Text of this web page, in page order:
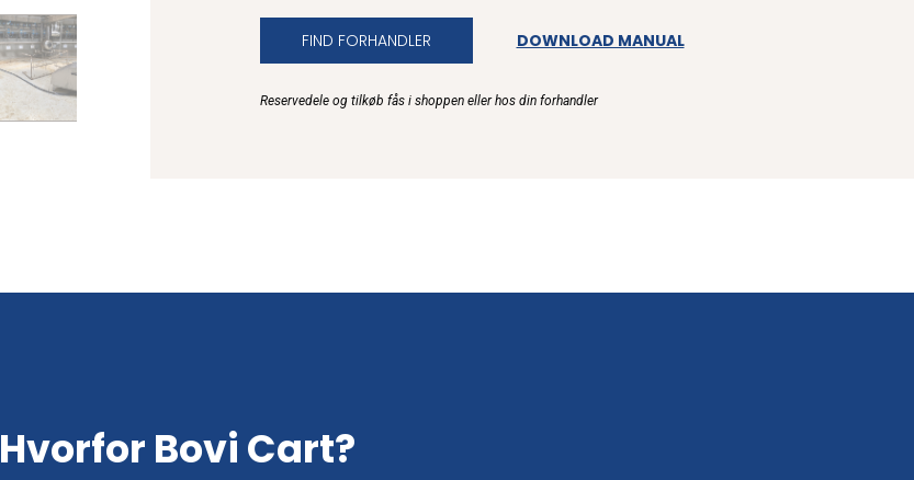
FIND FORHANDLER DOWNLOAD MANUAL
Reservedele og tilkøb fås i shoppen eller hos din forhandler
Hvorfor Bovi Cart?